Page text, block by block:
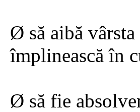
Ø să aibă
împlinească în
Ø să fie